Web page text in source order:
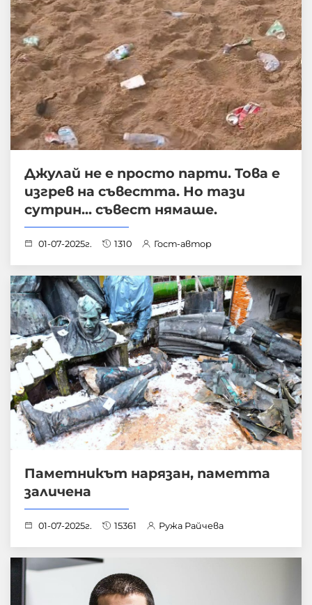
Джулай не е просто парти. Това е
изгрев на съвестта. Но тази
сутрин... съвест нямаше.
01-07-2025г. 1310 Гост-автор
Паметникът нарязан, паметта
заличена
01-07-2025г. 15361 Ружа Райчева